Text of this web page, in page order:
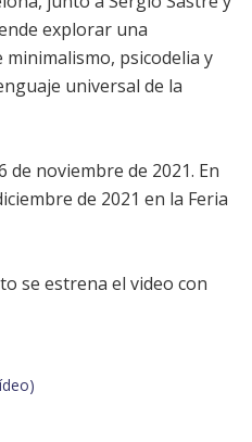
explorar una
psicodelia y
universal de la
de noviembre de 2021. En
de 2021 en la Feria
se estrena el video con